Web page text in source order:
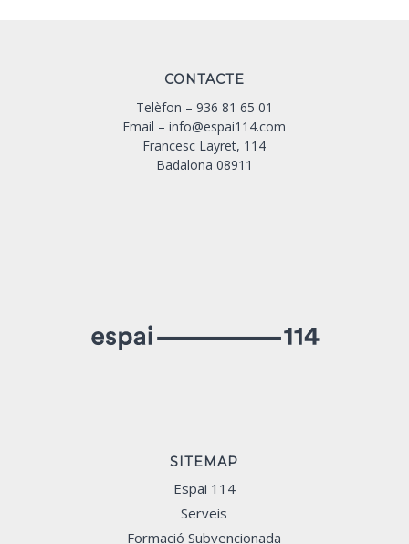
CONTACTE
Telèfon – 936 81 65 01
Email –info@espai114.com
Francesc Layret, 114
Badalona 08911
SITEMAP
Espai 114
Serveis
Formació Subvencionada